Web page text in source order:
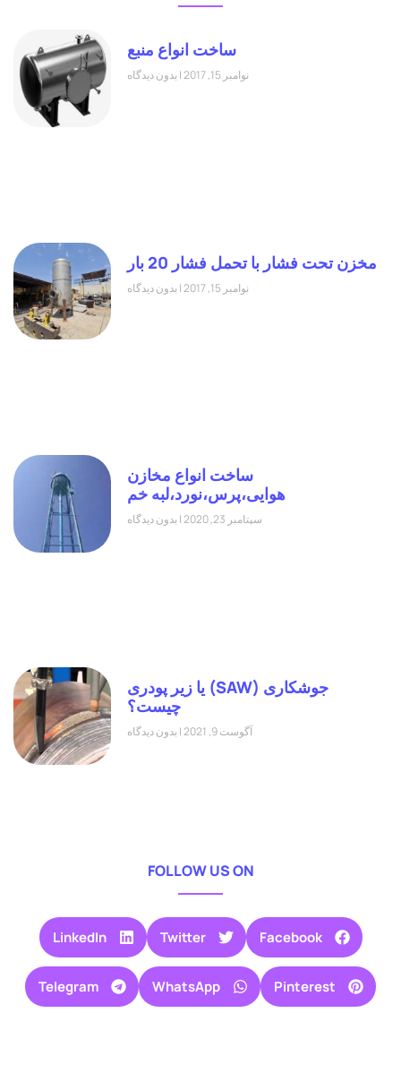
ساخت انواع منبع
نوامبر 15, 2017 بدون دیدگاه
مخزن تحت فشار با تحمل فشار 20 بار
نوامبر 15, 2017 بدون دیدگاه
ساخت انواع مخازن
هوایی،پرس،نورد،لبه خم
سپتامبر 23, 2020 بدون دیدگاه
جوشکاری (SAW) یا زیر پودری
چیست؟
آگوست 9, 2021 بدون دیدگاه
FOLLOW US ON
Facebook
Twitter
LinkedIn
Pinterest
WhatsApp
Telegram